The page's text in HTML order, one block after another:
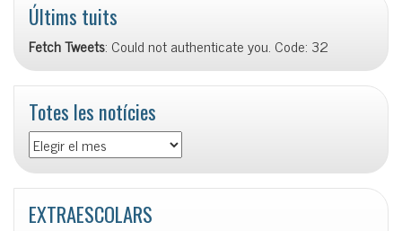
Últims tuits
Fetch Tweets: Could not authenticate you. Code: 32
Totes les notícies
Totes
les
notícies
EXTRAESCOLARS